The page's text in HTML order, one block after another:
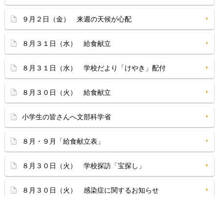
９月２日（金） 来週の天候が心配
８月３１日（水） 給食献立
８月３１日（水） 学校だより「けやき」配付
８月３０日（火） 給食献立
小学生の皆さんへ文部科学省
８月・９月「給食献立表」
８月３０日（火） 学校探訪「宝探し」
８月３０日（火） 感染症に関するお知らせ